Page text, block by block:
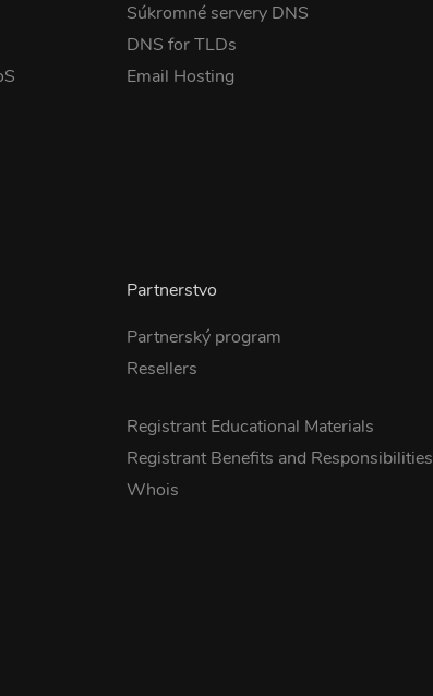
Súkromné servery DNS
DNS for TLDs
Email Hosting
Partnerstvo
Partnerský program
Resellers
Registrant Educational Materials
Registrant Benefits and Responsibilities
Whois